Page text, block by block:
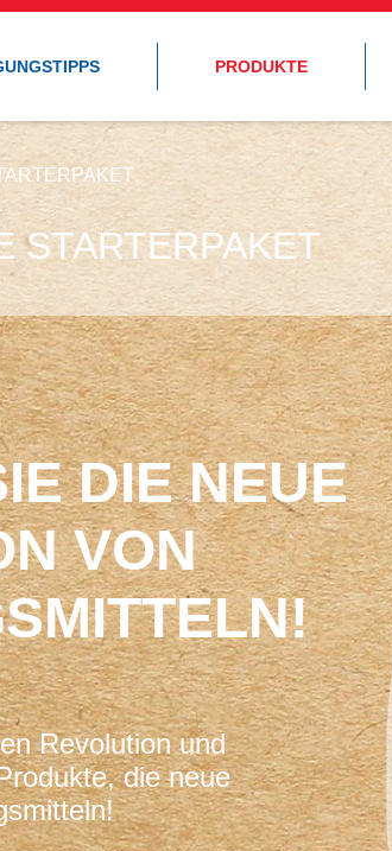
PRODUKTE
STARTERPAKET
DIE NEUE
VON
Revolution und
die neue